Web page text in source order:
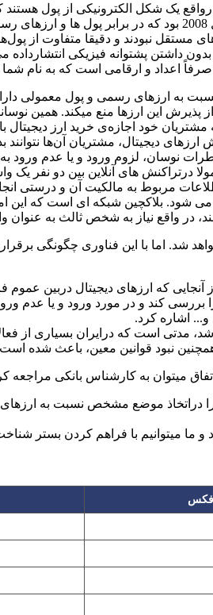
درواقع یک شکل الکترونیکی از پول
می شود. در سال 2008 بود که در برابر پول
مستقل نبودند و دقیقا متفاوت از
داشتن پشتوانه فیزیکی انتشارداده
صرفاً اعداد و ارقامی است که به نام
نسبت به ارزهای رسمی و پول معمولی
پذیرش این ارزها منع میکند. همین
خود اجازه‌ی خرید ارز دیجیتال
دیجیتال، مشتریان آن‌ها
نوسان، لزوم ورود و یا عدم ورود به
درتراکنش های آنلاین بین دو نفر یک
مربوط به مالکیت آن و درستی
می شود. بلاکچین شبکه ای است که
در واقع نیاز به شخص ثالث به عنوان
شد. اما با این فناوری چگونگی
آنجایی که ارزهای دیجیتال دربین
کند و در مورد ورود و یا عدم ورود
و... اشاره کرد.
مدتی است که درایران بسیاری از
نبود قوانین معین، باعث شده
میتوان به کارشناس بانکی مراجعه
را دراتخاذ موضع مشخص نسبت به
با فراهم کردن بستر شناخت
فکس